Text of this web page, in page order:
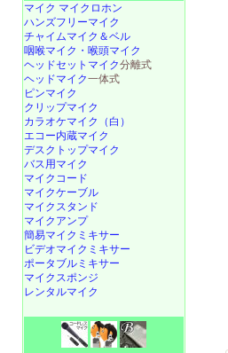
マイク マイクロホン
ハンズフリーマイク
チャイムマイク＆ベル
咽喉マイク・喉頭マイク
ヘッドセットマイク分離式
ヘッドマイク一体式
ピンマイク
クリップマイク
カラオケマイク（白）
エコー内蔵マイク
デスクトップマイク
バス用マイク
マイクコード
マイクケーブル
マイクスタンド
マイクアンプ
簡易マイクミキサー
ビデオマイクミキサー
ポータブルミキサー
マイクスポンジ
レンタルマイク